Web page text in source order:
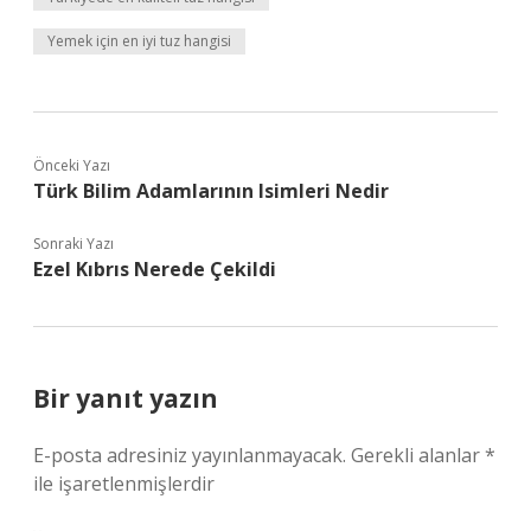
Yemek için en iyi tuz hangisi
Önceki Yazı
Türk Bilim Adamlarının Isimleri Nedir
Sonraki Yazı
Ezel Kıbrıs Nerede Çekildi
Bir yanıt yazın
E-posta adresiniz yayınlanmayacak. Gerekli alanlar*
ile işaretlenmişlerdir